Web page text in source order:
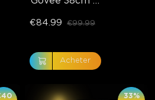
Ceiling Light Pro
€84.99 €99.99
Acheter
33%